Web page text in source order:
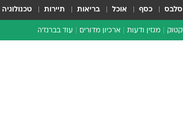
סלבס כסף אוכל בריאות תיירות טכנולוגיה
מגזין ודעות ארכיון מדורים עוד בברנז'ה